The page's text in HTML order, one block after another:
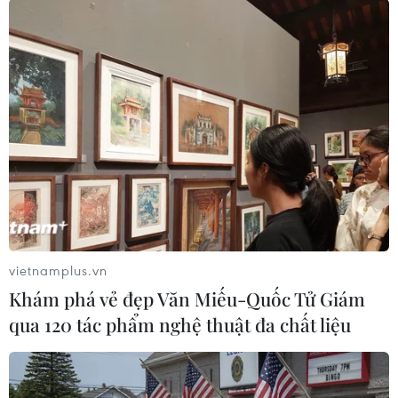
Được biết, AIA Việt Nam là 1 trong năm doanh
nghiệp được Bộ Tài chính cho phép triển khai
dòng sản phẩm đặc thù này./.
(Vietnam+)
vietnamplus.vn
Khám phá vẻ đẹp Văn Miếu-Quốc Tử Giám
qua 120 tác phẩm nghệ thuật đa chất liệu